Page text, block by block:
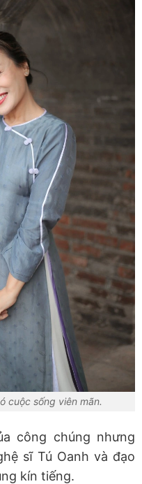
cuộc sống viên mãn.
công chúng nhưng
sĩ Tú Oanh và đạo
kín tiếng.